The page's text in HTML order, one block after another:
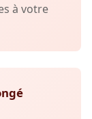
à votre